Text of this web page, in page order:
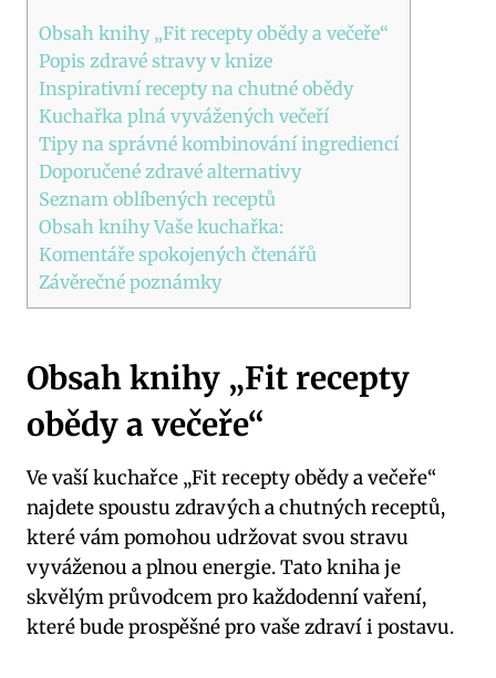
Obsah knihy „Fit recepty obědy a večeře“
Popis zdravé stravy v knize
Inspirativní recepty na chutné obědy
Kuchařka plná vyvážených večeří
Tipy na správné kombinování ingrediencí
Doporučené zdravé alternativy
Seznam oblíbených receptů
Obsah knihy Vaše kuchařka:
Komentáře spokojených čtenářů
Závěrečné poznámky
Obsah knihy „Fit recepty
obědy a večeře“
Ve vaší kuchařce „Fit recepty obědy a večeře“
najdete spoustu zdravých a chutných receptů,
které vám pomohou udržovat svou stravu
vyváženou a plnou energie. Tato kniha je
skvělým průvodcem pro každodenní vaření,
které bude prospěšné pro vaše zdraví i postavu.